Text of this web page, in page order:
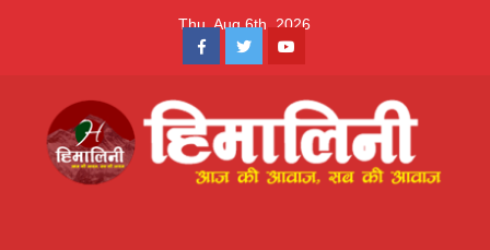
Thu. Aug 6th, 2026
FacebookTwitterYoutube